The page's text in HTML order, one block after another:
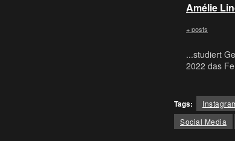
Amélie
+ posts
...studiert
2022 das
Tags:
Social Media